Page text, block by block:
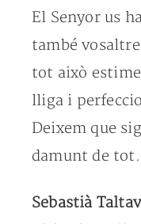
El Senyor us
també
tot això
lliga i
Deixem que
damunt de tot.
Sebastià